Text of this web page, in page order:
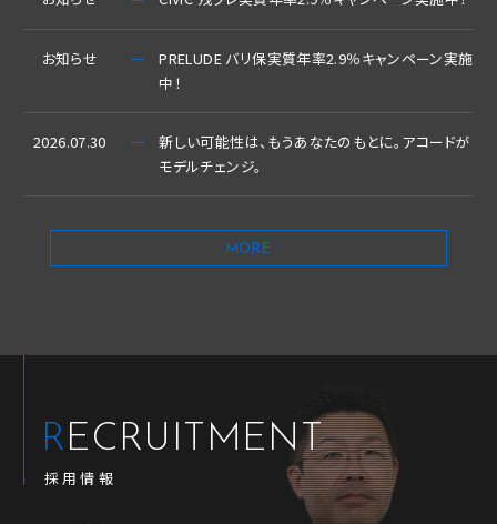
お知らせ
PRELUDE バリ保実質年率2.9％キャンペーン実施
中！
2026.07.30
新しい可能性は、もうあなたのもとに。アコードが
モデルチェンジ。
MORE
RECRUITMENT
採用情報